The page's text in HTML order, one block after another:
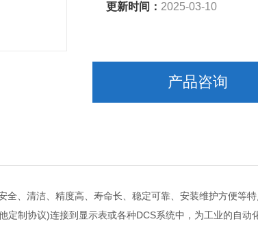
更新时间： 2025-03-10
产品咨询
全、清洁、精度高、寿命长、稳定可靠、安装维护方便等
定制协议)连接到显示表或各种DCS系统中，为工业的自